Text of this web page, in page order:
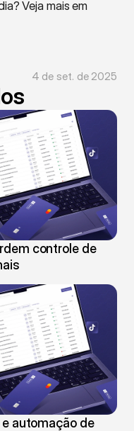
4 de set. de 2025
controle de
automação de